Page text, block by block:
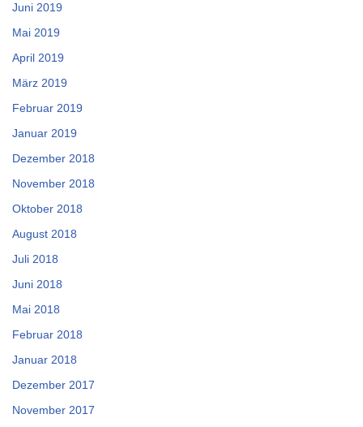
Juni 2019
Mai 2019
April 2019
März 2019
Februar 2019
Januar 2019
Dezember 2018
November 2018
Oktober 2018
August 2018
Juli 2018
Juni 2018
Mai 2018
Februar 2018
Januar 2018
Dezember 2017
November 2017